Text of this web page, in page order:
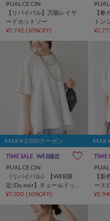
PUAL CE CIN
【リバイバル】万能レイヤ
ードカットソー
¥5,742 (10%OFF)
PUAL
【春
トン
MAX￥2,000クーポン
TIME SALE WEB限定
PUAL CE CIN
《リバイバル》【WEB限
定/Du noir】チュールドッキ
ングTシャツ
¥7,920 (10%OFF)
MAX
TIME
PUAL
【
ース